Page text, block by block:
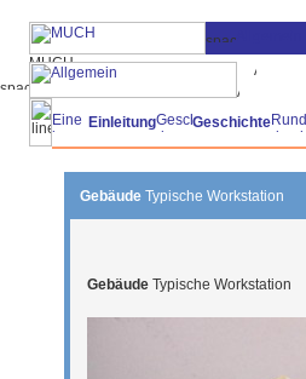
Einleitung Geschichte
Gebäude Typische Workstation
Gebäude Typische Workstation